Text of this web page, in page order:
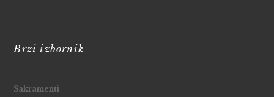
Brzi izbornik
Sakramenti